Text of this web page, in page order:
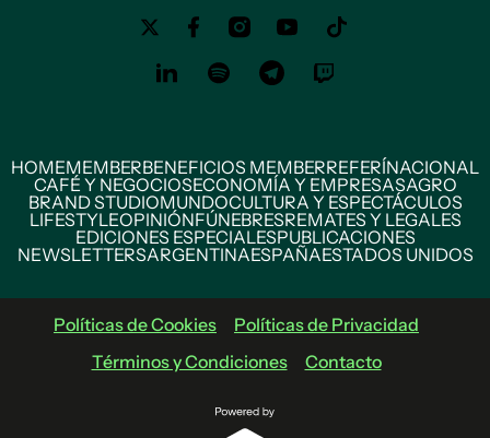
HOMEMEMBERBENEFICIOS MEMBERREFERÍNACIONAL
CAFÉ Y NEGOCIOSECONOMÍA Y EMPRESASAGRO
BRAND STUDIOMUNDOCULTURA Y ESPECTÁCULOS
LIFESTYLEOPINIÓNFÚNEBRESREMATES Y LEGALES
EDICIONES ESPECIALESPUBLICACIONES
NEWSLETTERSARGENTINAESPAÑAESTADOS UNIDOS
Políticas de Cookies
Políticas de Privacidad
Términos y Condiciones
Contacto